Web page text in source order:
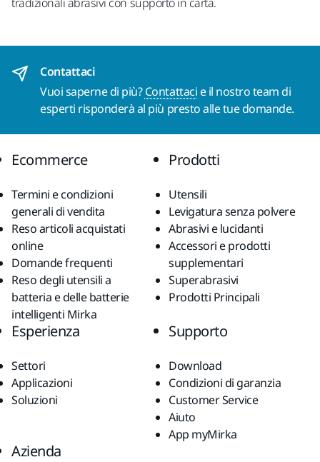
Contattaci
Vuoi saperne di più?Contattaci e il nostro team di
esperti risponderà al più presto alle tue domande.
Ecommerce
Termini e condizioni
generali di vendita
Reso articoli acquistati
online
Domande frequenti
Reso degli utensili a
batteria e delle batterie
intelligenti Mirka
Prodotti
Utensili
Levigatura senza polvere
Abrasivi e lucidanti
Accessori e prodotti
supplementari
Superabrasivi
Prodotti Principali
Esperienza
Settori
Applicazioni
Soluzioni
Supporto
Download
Condizioni di garanzia
Customer Service
Aiuto
App myMirka
Azienda